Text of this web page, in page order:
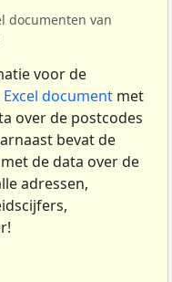
documenten van
voor de
Excel document met
over de postcodes
bevat de
de data over de
adressen,